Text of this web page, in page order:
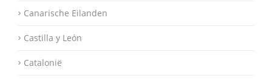
Canarische Eilanden
Castilla y León
Catalonië